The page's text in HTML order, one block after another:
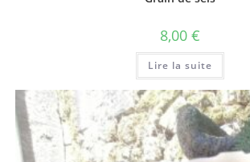
8,00 €
Lire la suite